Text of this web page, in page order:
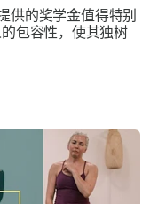
供的奖学金值得特别
包容性，使其独树